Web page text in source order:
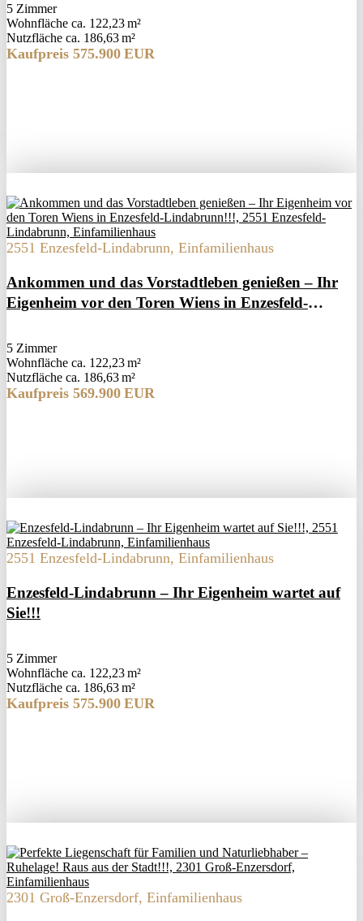
5 Zimmer
Wohnfläche ca. 122,23 m²
Nutzfläche ca. 186,63 m²
Kaufpreis 575.900 EUR
2551 Enzesfeld-Lindabrunn, Einfamilienhaus
Ankommen und das Vorstadtleben genießen – Ihr
Eigenheim vor den Toren Wiens in Enzesfeld-
5 Zimmer
Wohnfläche ca. 122,23 m²
Nutzfläche ca. 186,63 m²
Kaufpreis 569.900 EUR
2551 Enzesfeld-Lindabrunn, Einfamilienhaus
Enzesfeld-Lindabrunn – Ihr Eigenheim wartet auf
Sie!!!
5 Zimmer
Wohnfläche ca. 122,23 m²
Nutzfläche ca. 186,63 m²
Kaufpreis 575.900 EUR
2301 Groß-Enzersdorf, Einfamilienhaus